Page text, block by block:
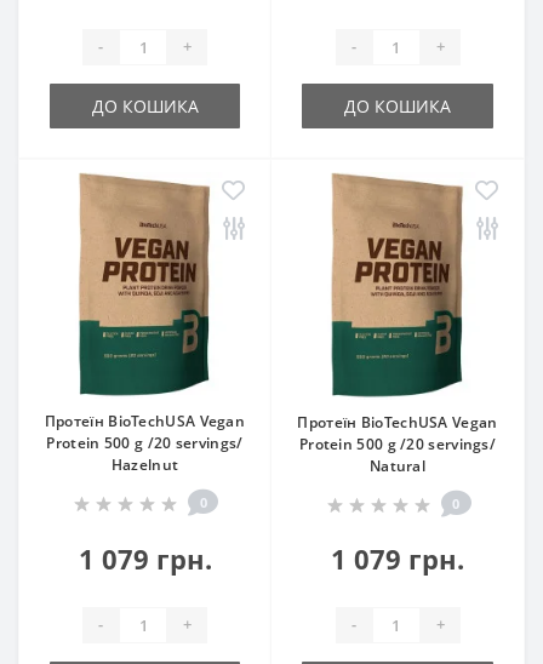
- +
ДО КОШИКА
- +
ДО КОШИКА
Протеїн BioTechUSA Vegan
Protein 500 g /20 servings/
Hazelnut
0
1 079 грн.
- +
Протеїн BioTechUSA Vegan
Protein 500 g /20 servings/
Natural
0
1 079 грн.
- +